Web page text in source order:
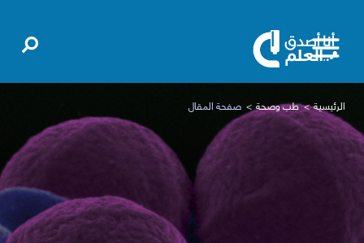
الرئيسية طب وصحة صفحة المقال